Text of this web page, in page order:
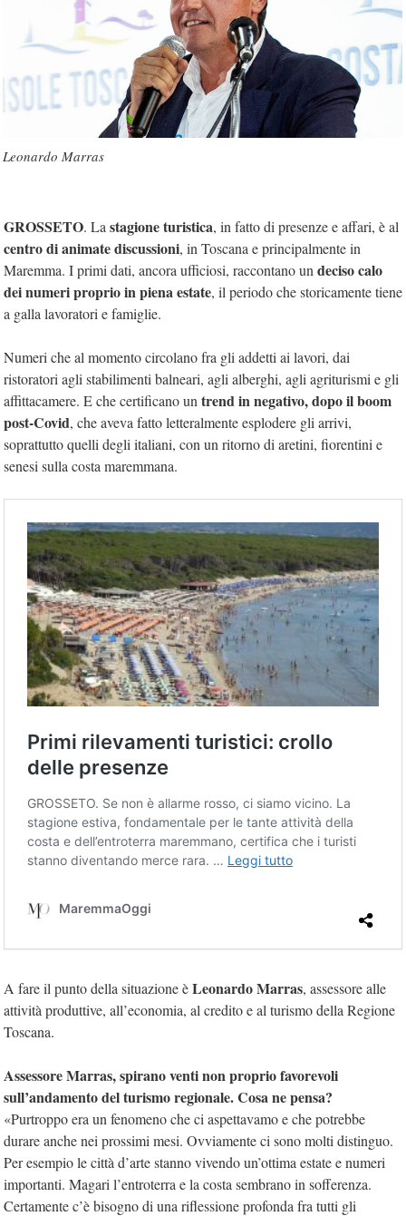
Leonardo Marras
GROSSETO. La stagione turistica, in fatto di presenze e affari, è al
centro di animate discussioni, in Toscana e principalmente in
Maremma. I primi dati, ancora ufficiosi, raccontano un deciso calo
dei numeri proprio in piena estate, il periodo che storicamente tiene
a galla lavoratori e famiglie.
Numeri che al momento circolano fra gli addetti ai lavori, dai
ristoratori agli stabilimenti balneari, agli alberghi, agli agriturismi e gli
affittacamere. E che certificano un trend in negativo, dopo il boom
post-Covid, che aveva fatto letteralmente esplodere gli arrivi,
soprattutto quelli degli italiani, con un ritorno di aretini, fiorentini e
senesi sulla costa maremmana.
A fare il punto della situazione èLeonardo Marras, assessore alle
attività produttive, all’economia, al credito e al turismo della Regione
Toscana.
Assessore Marras, spirano venti non proprio favorevoli
sull’andamento del turismo regionale. Cosa ne pensa?
«Purtroppo era un fenomeno che ci aspettavamo e che potrebbe
durare anche nei prossimi mesi. Ovviamente ci sono molti distinguo.
Per esempio le città d’arte stanno vivendo un’ottima estate e numeri
importanti. Magari l’entroterra e la costa sembrano in sofferenza.
Certamente c’è bisogno di una riflessione profonda fra tutti gli